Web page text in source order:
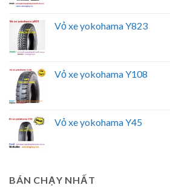
Vỏ xe yokohama Y823
Vỏ xe yokohama Y108
Vỏ xe yokohama Y45
BÁN CHẠY NHẤT